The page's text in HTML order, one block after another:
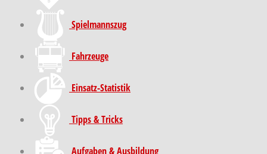
Spielmannszug
Fahrzeuge
Einsatz-Statistik
Tipps & Tricks
Aufgaben & Ausbildung